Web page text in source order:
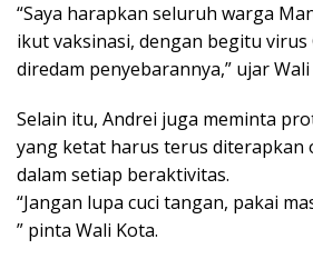
“Saya harapkan seluruh warga
ikut vaksinasi, dengan begitu virus
diredam penyebarannya,” ujar Wali
Selain itu, Andrei juga meminta
yang ketat harus terus diterapkan
dalam setiap beraktivitas.
“Jangan lupa cuci tangan, pakai
” pinta Wali Kota.